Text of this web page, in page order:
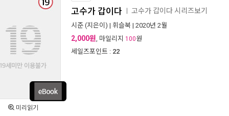
미리읽기
고수가 갑이다 고수가 갑이다 시리즈보기
시준 (지은이) | 휘슬북 | 2020년 2월
2,000원, 마일리지 100원
세일즈포인트 : 22